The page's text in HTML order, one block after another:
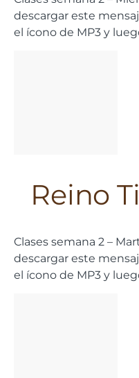
descargar este
el ícono de MP3 y
Reino
Clases semana 2 –
descargar este
el ícono de MP3 y